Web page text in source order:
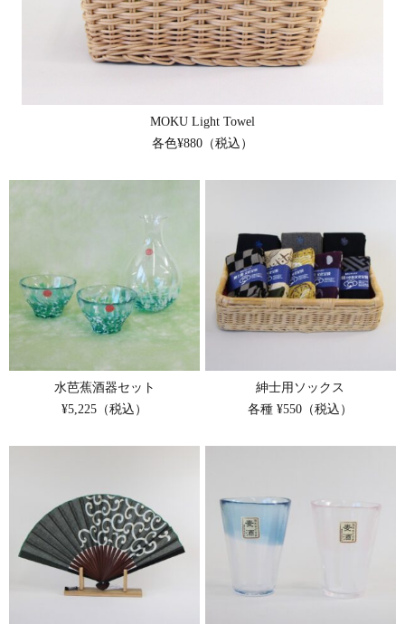
MOKU Light Towel
各色¥880（税込）
水芭蕉酒器セット
¥5,225（税込）
紳士用ソックス
各種 ¥550（税込）